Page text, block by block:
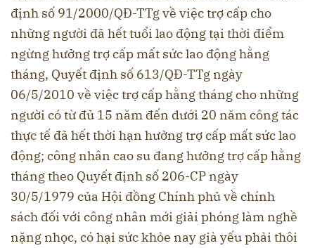
định số 91/2000/QĐ-TTg về việc trợ cấp cho
những người đã hết tuổi lao động tại thời điểm
ngừng hưởng trợ cấp mất sức lao động hằng
tháng, Quyết định số 613/QĐ-TTg ngày
06/5/2010 về việc trợ cấp hằng tháng cho những
người có từ đủ 15 năm đến dưới 20 năm công tác
thực tế đã hết thời hạn hưởng trợ cấp mất sức lao
động; công nhân cao su đang hưởng trợ cấp hằng
tháng theo Quyết định số 206-CP ngày
30/5/1979 của Hội đồng Chính phủ về chính
sách đối với công nhân mới giải phóng làm nghề
nặng nhọc, có hại sức khỏe nay già yếu phải thôi